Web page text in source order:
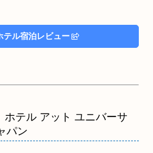
テル宿泊レビュー
ホテル アット ユニバーサ
パン